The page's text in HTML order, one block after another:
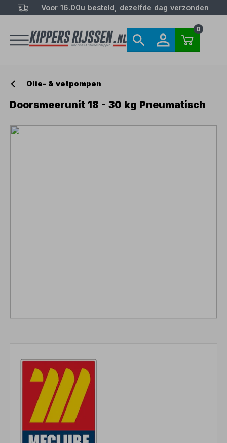
Voor 16.00u besteld, dezelfde dag verzonden
0
Olie- & vetpompen
Doorsmeerunit 18 - 30 kg Pneumatisch